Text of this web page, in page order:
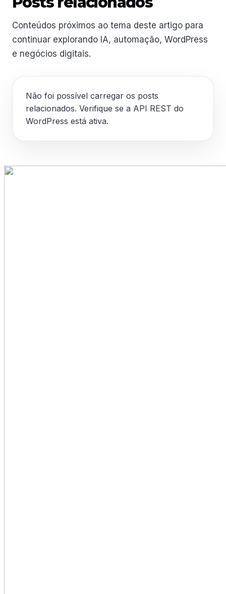
Conteúdos próximos ao tema deste artigo para
continuar explorando IA, automação, WordPress
e negócios digitais.
Não foi possível carregar os posts
relacionados. Verifique se a API REST do
WordPress está ativa.